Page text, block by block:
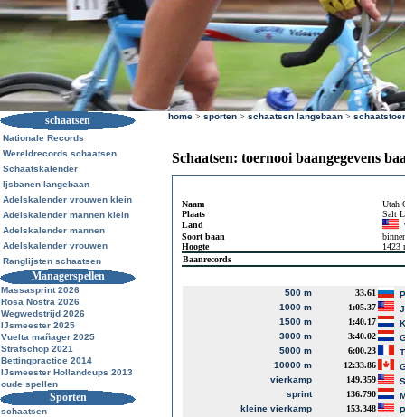
schaatsen
Nationale Records
Wereldrecords schaatsen
Schaatskalender
Ijsbanen langebaan
Adelskalender vrouwen klein
Adelskalender mannen klein
Adelskalender mannen
Adelskalender vrouwen
Ranglijsten schaatsen
Managerspellen
Massasprint 2026
Rosa Nostra 2026
Wegwedstrijd 2026
IJsmeester 2025
Vuelta mañager 2025
Strafschop 2021
Bettingpractice 2014
IJsmeester Hollandcups 2013
oude spellen
Sporten
schaatsen
home > sporten > schaatsen langebaan >
Schaatsen: toernooi baangegevens
Naam
Utah
Plaats
Salt
Land
Soort baan
Hoogte
1423
Baanrecords
500 m 33.61
1000 m
1:05.37
1500 m
1:40.17
3000 m
3:40.02
5000 m
6:00.23
10000 m
12:33.86
vierkamp
149.359
sprint
136.790
kleine vierkamp
153.348